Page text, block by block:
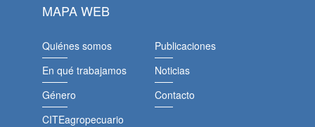
MAPA WEB
Quiénes somos
En qué trabajamos
Género
CITEagropecuario
Publicaciones
Noticias
Contacto